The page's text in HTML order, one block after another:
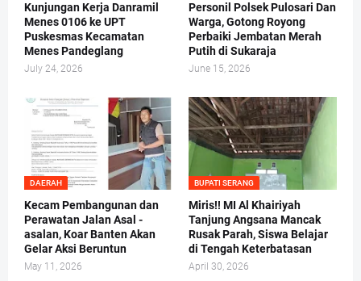
Kunjungan Kerja Danramil
Menes 0106 ke UPT
Puskesmas Kecamatan
Menes Pandeglang
July 24, 2026
Personil Polsek Pulosari Dan
Warga, Gotong Royong
Perbaiki Jembatan Merah
Putih di Sukaraja
June 15, 2026
DAERAH
Kecam Pembangunan dan
Perawatan Jalan Asal -
asalan, Koar Banten Akan
Gelar Aksi Beruntun
May 11, 2026
BUPATI SERANG
Miris!! MI Al Khairiyah
Tanjung Angsana Mancak
Rusak Parah, Siswa Belajar
di Tengah Keterbatasan
April 30, 2026